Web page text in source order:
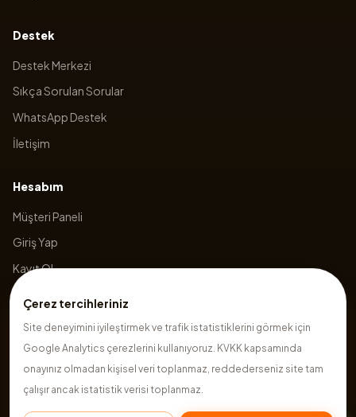
Çerez tercihleriniz
Site deneyimini iyileştirmek ve trafik istatistiklerini görmek için
Google Analytics çerezlerini kullanıyoruz. KVKK kapsamında
onayınız olmadan kişisel veri toplanmaz, reddederseniz site tam
çalışır ancak istatistik verisi toplanmaz.
Destek
Destek Merkezi
Sıkça Sorulan Sorular
WhatsApp Destek
İletişim
Hesabım
Müşteri Paneli
Giriş Yap
Kayıt Ol
2026 Hazırsite. Tüm hakları saklıdır.